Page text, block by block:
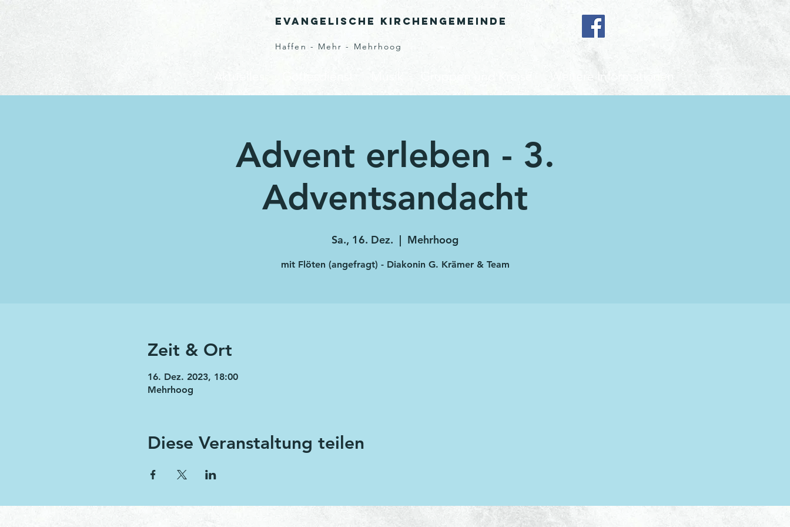
Evangelische Kirchengemeinde
Haffen - Mehr - Mehrhoog
Gruppen und Kreise Weitere Informationen
Advent erleben - 3.
Adventsandacht
Sa., 16. Dez.
  |
Mehrhoog
mit Flöten (angefragt) - Diakonin G. Krämer & Team
Zeit & Ort
16. Dez. 2023, 18:00
Mehrhoog
Diese Veranstaltung teilen